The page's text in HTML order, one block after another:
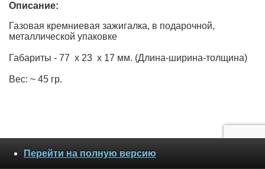
Описание:
Газовая кремниевая зажигалка, в подарочной,
металлической упаковке
Габариты - 77 х 23 х 17 мм. (Длина-ширина-толщина)
Вес: ~ 45 гр.
Перейти на полную версию